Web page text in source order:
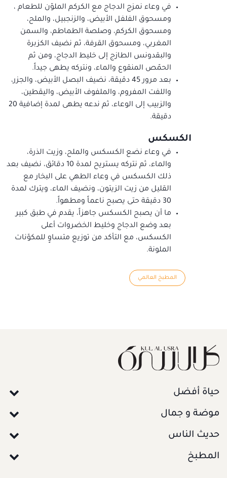
في وعاء نمزج الدجاج مع الكركم الملوّن للطعام ،
ومسحوق الفلفل الأبيض، والزنجبيل، والملح،
ومسحوق الكركم، وصلصة الطماطم، والسمن
المغربي، ومسحوق القرفة، ثم نضيف الكزبرة
والبقدونس الطازج إلى خليط الدجاج، ومن ثم
الحمّص المنقوع والماء، ونتركه يطهى جيداً.
بعد مرور 45 دقيقة، نضيف البصل الأبيض، والجزر،
واللفت المفروم، والملفوف الأبيض، واليقطين،
والزبيب إلى الوعاء، ثم ندعه يطهى لمدة إضافية 20
دقيقة.
الكسكس
في وعاء نضع الكسكس والملح، وزيت الذرة،
والماء، ثم نتركه يستريح لمدة 10 دقائق، نضيف بعد
ذلك الكسكس في وعاء الطهي على البخار مع
القليل من زيت الزيتون، ونضيف الماء، ويترك لمدة
30 دقيقة حتى يصبح ناعماً ومطهواً.
ما أن يصبح الكسكس جاهزاً، يقدم في طبق كبير
بعد وضع الدجاج وخليط الخضروات أعلى
الكسكس، مع التأكد من توزيع متساوٍ للمكوّنات
الملونة.
المطبخ العالمي
حياة أفضل
موضة و جمال
حديث الناس
المطبخ